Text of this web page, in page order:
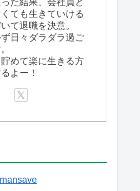
た結果、会社員と
ても生きていける
て退職を決意。
日々ダラダラ過ご
めて楽に生きる方
よー！